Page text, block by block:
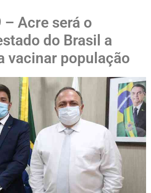
– Acre será o
do Brasil a
vacinar população